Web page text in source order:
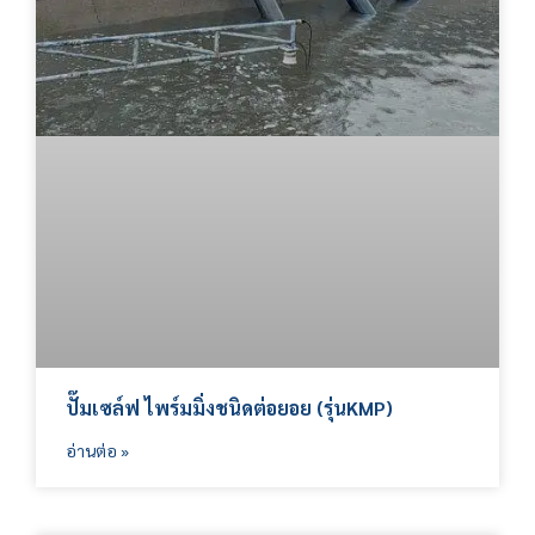
ปั๊มเซล์ฟ ไพร์มมิ่งชนิดต่อยอย (รุ่นKMP)
อ่านต่อ »